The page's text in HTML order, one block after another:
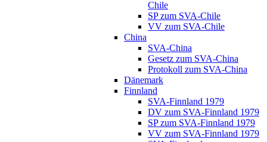
Chile
SP zum SVA-Chile
VV zum SVA-Chile
China
SVA-China
Gesetz zum SVA-China
Protokoll zum SVA-China
Dänemark
Finnland
SVA-Finnland 1979
DV zum SVA-Finnland 1979
SP zum SVA-Finnland 1979
VV zum SVA-Finnland 1979